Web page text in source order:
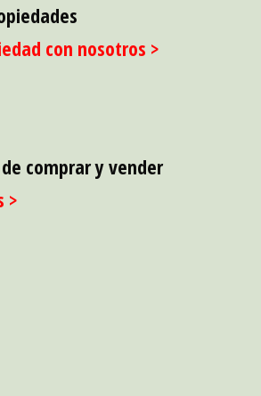
con nosotros >
comprar y vender
>